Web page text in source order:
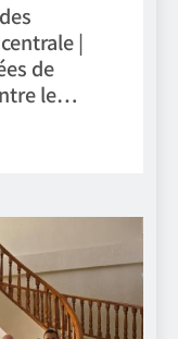
|
de
le…